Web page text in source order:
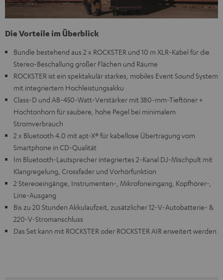
Die Vorteile im Überblick
Bundle bestehend aus 2 x ROCKSTER und 10 m XLR-Kabel für die
Stereo-Beschallung großer Flächen und Räume
ROCKSTER ist ein spektakulär starkes, mobiles Event Sound System
mit integriertem Hochleistungsakku
Class-D und AB-450-Watt-Verstärker mit 380-mm-Tieftöner +
Hochtonhorn für saubere, hohe Pegel bei minimalem
Stromverbrauch
2 x Bluetooth 4.0 mit apt-X® für kabellose Übertragung vom
Smartphone in CD-Qualität
Im Bluetooth-Lautsprecher integriertes 2-Kanal DJ-Mischpult mit
Klangregelung, Crossfader und Vorhörfunktion
2 Stereoeingänge, Instrumenten-, Mikrofoneingang, Kopfhörer-,
Line-Ausgang
Bis zu 20 Stunden Akkulaufzeit, zusätzlicher 12-V-Autobatterie- &
220-V-Stromanschluss
Das Set kann mit ROCKSTER oder ROCKSTER AIR erweitert werden